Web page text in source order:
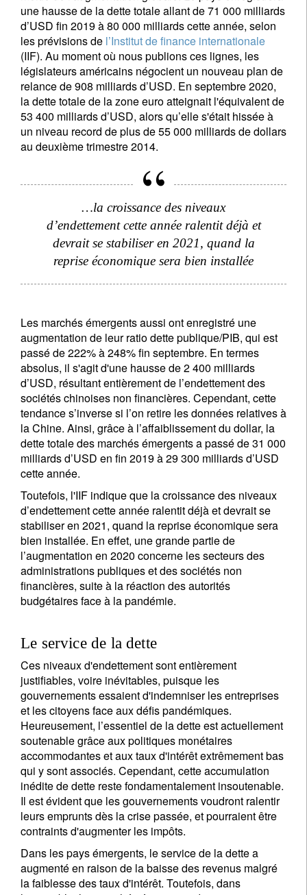
une hausse de la dette totale allant de 71 000 milliards
d’USD fin 2019 à 80 000 milliards cette année, selon
les prévisions de l’Institut de finance internationale
(IIF). Au moment où nous publions ces lignes, les
législateurs américains négocient un nouveau plan de
relance de 908 milliards d’USD. En septembre 2020,
la dette totale de la zone euro atteignait l'équivalent de
53 400 milliards d’USD, alors qu’elle s'était hissée à
un niveau record de plus de 55 000 milliards de dollars
au deuxième trimestre 2014.
…la croissance des niveaux
d’endettement cette année ralentit déjà et
devrait se stabiliser en 2021, quand la
reprise économique sera bien installée
Les marchés émergents aussi ont enregistré une
augmentation de leur ratio dette publique/PIB, qui est
passé de 222% à 248% fin septembre. En termes
absolus, il s'agit d'une hausse de 2 400 milliards
d’USD, résultant entièrement de l’endettement des
sociétés chinoises non financières. Cependant, cette
tendance s’inverse si l’on retire les données relatives à
la Chine. Ainsi, grâce à l’affaiblissement du dollar, la
dette totale des marchés émergents a passé de 31 000
milliards d’USD en fin 2019 à 29 300 milliards d’USD
cette année.
Toutefois, l'IIF indique que la croissance des niveaux
d’endettement cette année ralentit déjà et devrait se
stabiliser en 2021, quand la reprise économique sera
bien installée. En effet, une grande partie de
l’augmentation en 2020 concerne les secteurs des
administrations publiques et des sociétés non
financières, suite à la réaction des autorités
budgétaires face à la pandémie.
Le service de la dette
Ces niveaux d'endettement sont entièrement
justifiables, voire inévitables, puisque les
gouvernements essaient d'indemniser les entreprises
et les citoyens face aux défis pandémiques.
Heureusement, l’essentiel de la dette est actuellement
soutenable grâce aux politiques monétaires
accommodantes et aux taux d'intérêt extrêmement bas
qui y sont associés. Cependant, cette accumulation
inédite de dette reste fondamentalement insoutenable.
Il est évident que les gouvernements voudront ralentir
leurs emprunts dès la crise passée, et pourraient être
contraints d'augmenter les impôts.
Dans les pays émergents, le service de la dette a
augmenté en raison de la baisse des revenus malgré
la faiblesse des taux d'intérêt. Toutefois, dans
S'inscrire à la newsletter